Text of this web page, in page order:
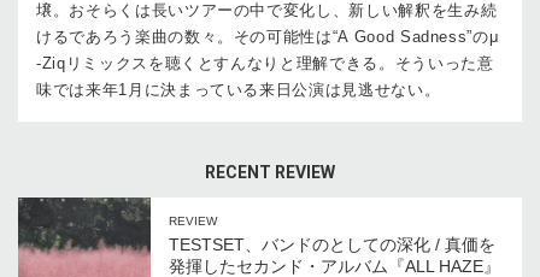
壌。おそらくは長いツアーの中で変化し、新しい解釈を生み続
けるであろう楽曲の数々。その可能性は“A Good Sadness”のμ
-Ziqリミックスを聴くとすんなりと理解できる。そういった意
味では来年1月に決まっている来日公演は見逃せない。
RECENT REVIEW
REVIEW
TESTSET、バンドのとしての深化 / 真価を
発揮したセカンド・アルバム『ALL HAZE』